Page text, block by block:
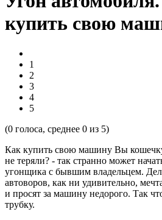
купить свою
1
2
3
4
5
(0 голоса, среднее 0 из 5)
Как купить свою машину Вы
не теряли? - так странно может
угонщика с бывшим владельцем.
автоворов, как ни удивительно,
и просят за машину недорого. Так
трубку.